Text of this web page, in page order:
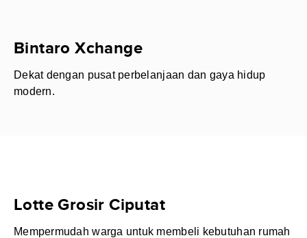
Bintaro Xchange
Dekat dengan pusat perbelanjaan dan gaya hidup
modern.
Lotte Grosir Ciputat
Mempermudah warga untuk membeli kebutuhan rumah